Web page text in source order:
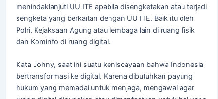
menindaklanjuti UU ITE apabila disengketakan atau terjadi
sengketa yang berkaitan dengan UU ITE. Baik itu oleh
Polri, Kejaksaan Agung atau lembaga lain di ruang fisik
dan Kominfo di ruang digital.
Kata Johny, saat ini suatu keniscayaan bahwa Indonesia
bertransformasi ke digital. Karena dibutuhkan payung
hukum yang memadai untuk menjaga, mengawal agar